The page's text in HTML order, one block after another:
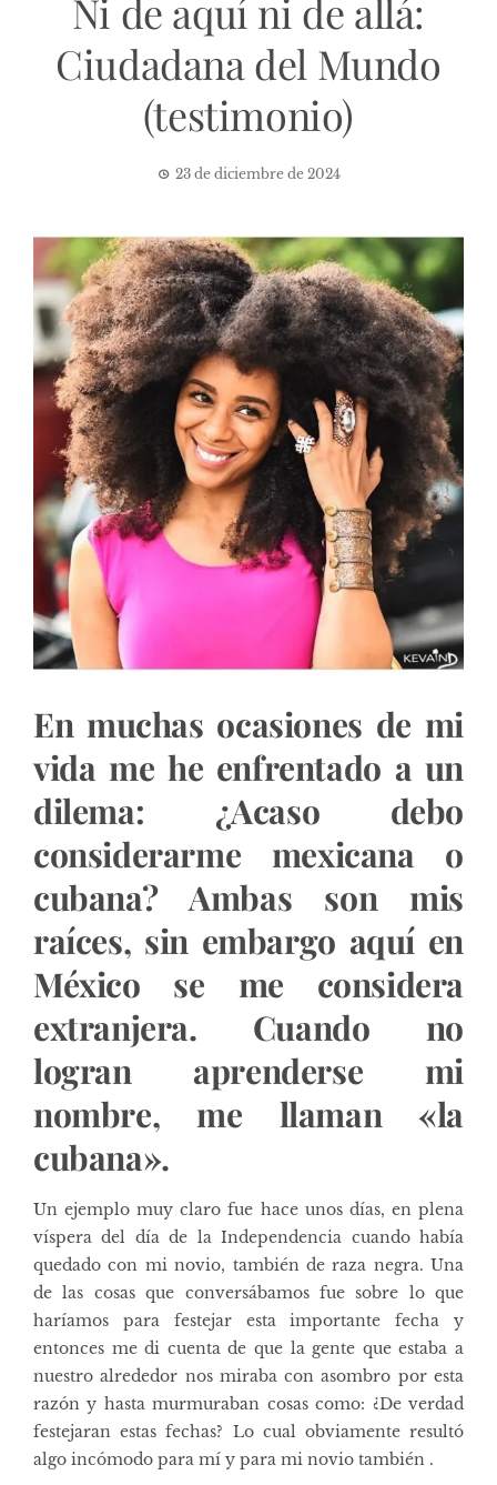
Ni de aquí ni de allá:
Ciudadana del Mundo
(testimonio)
23 de diciembre de 2024
En muchas ocasiones de mi
vida me he enfrentado a un
dilema: ¿Acaso debo
considerarme mexicana o
cubana? Ambas son mis
raíces, sin embargo aquí en
México se me considera
extranjera. Cuando no
logran aprenderse mi
nombre, me llaman «la
cubana».
Un ejemplo muy claro fue hace unos días, en plena
víspera del día de la Independencia cuando había
quedado con mi novio, también de raza negra. Una
de las cosas que conversábamos fue sobre lo que
haríamos para festejar esta importante fecha y
entonces me di cuenta de que la gente que estaba a
nuestro alrededor nos miraba con asombro por esta
razón y hasta murmuraban cosas como: ¿De verdad
festejaran estas fechas? Lo cual obviamente resultó
algo incómodo para mí y para mi novio también .